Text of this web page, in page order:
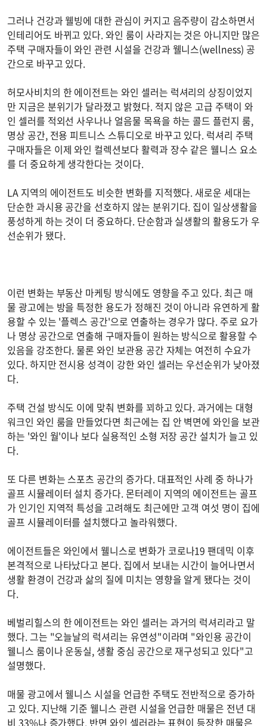
그러나 건강과 웰빙에 대한 관심이 커지고 음주량이 감소하면서
인테리어도 바뀌고 있다. 와인 룸이 사라지는 것은 아니지만 많은
주택 구매자들이 와인 관련 시설을 건강과 웰니스(wellness) 공
간으로 바꾸고 있다.
허모사비치의 한 에이전트는 와인 셀러는 럭셔리의 상징이었지
만 지금은 분위기가 달라졌고 밝혔다. 적지 않은 고급 주택이 와
인 셀러를 적외선 사우나나 얼음물 목욕을 하는 콜드 플런지 룸,
명상 공간, 전용 피트니스 스튜디오로 바꾸고 있다. 럭셔리 주택
구매자들은 이제 와인 컬렉션보다 활력과 장수 같은 웰니스 요소
를 더 중요하게 생각한다는 것이다.
LA 지역의 에이전트도 비슷한 변화를 지적했다. 새로운 세대는
단순한 과시용 공간을 선호하지 않는 분위기다. 집이 일상생활을
풍성하게 하는 것이 더 중요하다. 단순함과 실생활의 활용도가 우
선순위가 됐다.
이런 변화는 부동산 마케팅 방식에도 영향을 주고 있다. 최근 매
물 광고에는 방을 특정한 용도가 정해진 것이 아니라 유연하게 활
용할 수 있는 '플렉스 공간'으로 연출하는 경우가 많다. 주로 요가
나 명상 공간으로 연출해 구매자들이 원하는 방식으로 활용할 수
있음을 강조한다. 물론 와인 보관용 공간 자체는 여전히 수요가
있다. 하지만 전시용 성격이 강한 와인 셀러는 우선순위가 낮아졌
다.
주택 건설 방식도 이에 맞춰 변화를 꾀하고 있다. 과거에는 대형
워크인 와인 룸을 만들었다면 최근에는 집 안 벽면에 와인을 보관
하는 '와인 월'이나 보다 실용적인 소형 저장 공간 설치가 늘고 있
다.
또 다른 변화는 스포츠 공간의 증가다. 대표적인 사례 중 하나가
골프 시뮬레이터 설치 증가다. 몬터레이 지역의 에이전트는 골프
가 인기인 지역적 특성을 고려해도 최근에만 고객 여섯 명이 집에
골프 시뮬레이터를 설치했다고 놀라워했다.
에이전트들은 와인에서 웰니스로 변화가 코로나19 팬데믹 이후
본격적으로 나타났다고 본다. 집에서 보내는 시간이 늘어나면서
생활 환경이 건강과 삶의 질에 미치는 영향을 알게 됐다는 것이
다.
베벌리힐스의 한 에이전트는 와인 셀러는 과거의 럭셔리라고 말
했다. 그는 "오늘날의 럭셔리는 유연성"이라며 "와인용 공간이
웰니스 룸이나 운동실, 생활 중심 공간으로 재구성되고 있다"고
설명했다.
매물 광고에서 웰니스 시설을 언급한 주택도 전반적으로 증가하
고 있다. 지난해 기준 웰니스 관련 시설을 언급한 매물은 전년 대
비 33%나 증가했다. 반면 와인 셀러라는 표현이 등장한 매물은